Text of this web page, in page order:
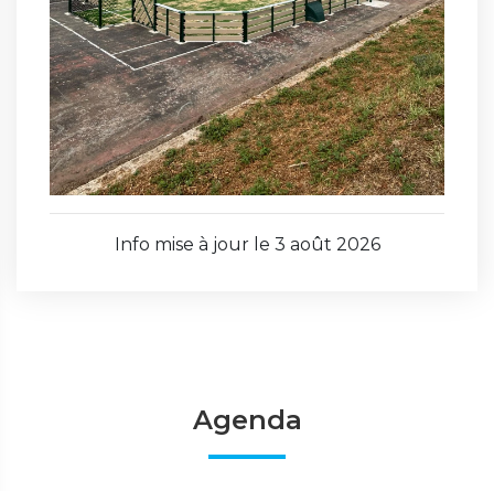
Info mise à jour le 3 août 2026
Agenda